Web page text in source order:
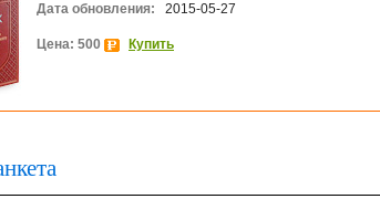
Дата обновления:
2015-05-27
Цена: 500 Купить